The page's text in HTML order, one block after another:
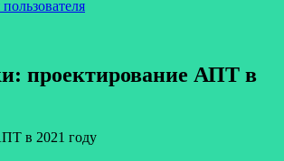
проектирование АПТ в
в 2021 году